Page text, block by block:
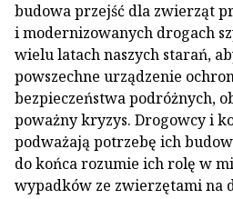
budowa przejść dla zwierząt
i modernizowanych drogach
wielu latach naszych starań,
powszechne urządzenie
bezpieczeństwa podróżnych,
poważny kryzys. Drogowcy i
podważają potrzebę ich
do końca rozumie ich rolę w
wypadków ze zwierzętami na